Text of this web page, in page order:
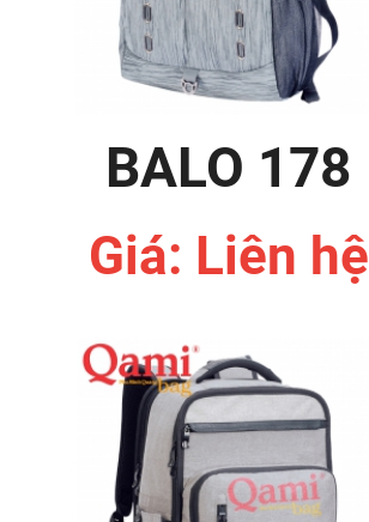
BALO 178
Giá: Liên hệ